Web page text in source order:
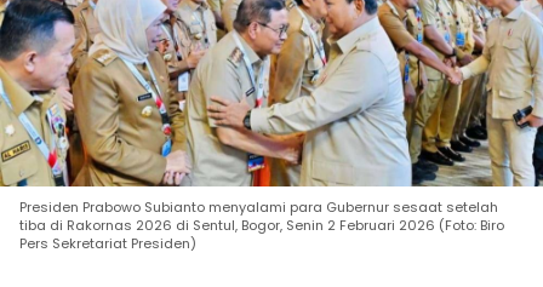
Presiden Prabowo Subianto menyalami para Gubernur sesaat setelah
tiba di Rakornas 2026 di Sentul, Bogor, Senin 2 Februari 2026 (Foto: Biro
Pers Sekretariat Presiden)